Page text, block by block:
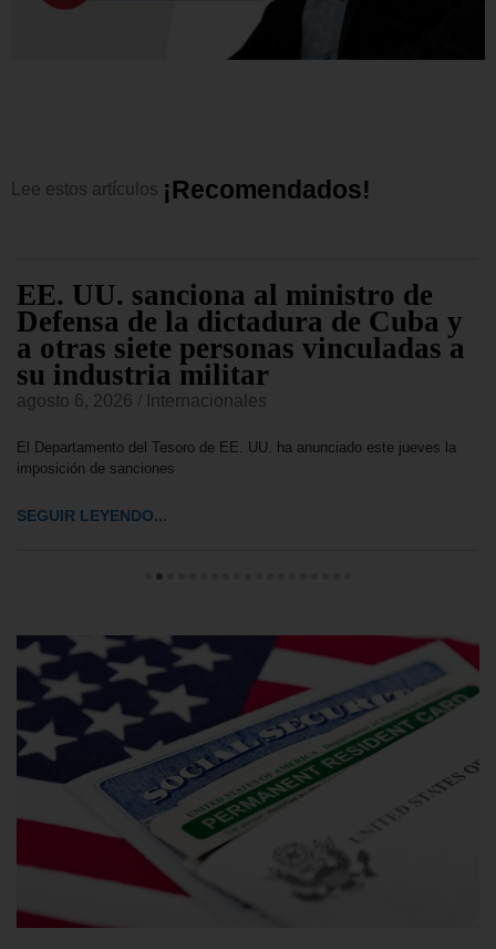
Lee estos artículos ¡Recomend ad os!
EE. UU. sanciona al ministro de
Defensa de la dictadura de Cuba y
a otras siete personas vinculadas a
su industria militar
agosto 6, 2026 Internacionales
El Departamento del Tesoro de EE. UU. ha anunciado este jueves la
imposición de sanciones
SEGUIR LEYENDO...